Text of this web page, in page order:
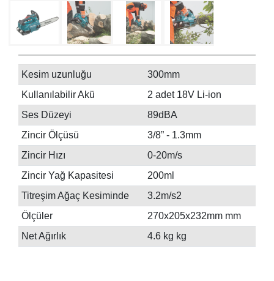
Kesim uzunluğu
300mm
Kullanılabilir Akü
2 adet 18V Li-ion
Ses Düzeyi
89dBA
Zincir Ölçüsü
3/8” - 1.3mm
Zincir Hızı
0-20m/s
Zincir Yağ Kapasitesi
200ml
Titreşim Ağaç Kesiminde
3.2m/s2
Ölçüler
270x205x232mm mm
Net Ağırlık
4.6 kg kg